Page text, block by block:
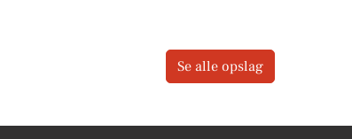
Se alle opslag